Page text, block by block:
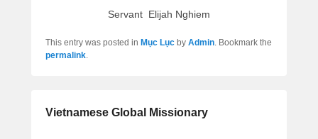
Servant Elijah Nghiem
This entry was posted in Mục Lục by Admin. Bookmark the
permalink.
Vietnamese Global Missionary